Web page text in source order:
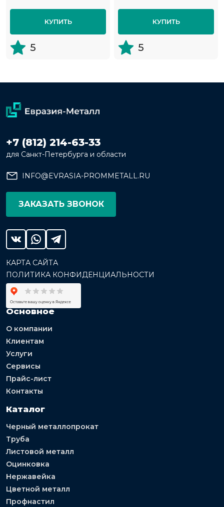
КУПИТЬ
5
КУПИТЬ
5
+7 (812) 214-63-33
для Санкт-Петербурга и области
INFO@EVRASIA-PROMMETALL.RU
ЗАКАЗАТЬ ЗВОНОК
КАРТА САЙТА
ПОЛИТИКА КОНФИДЕНЦИАЛЬНОСТИ
Основное
О компании
Клиентам
Услуги
Сервисы
Прайс-лист
Контакты
Каталог
Черный металлопрокат
Труба
Листовой металл
Оцинковка
Нержавейка
Цветной металл
Профнастил